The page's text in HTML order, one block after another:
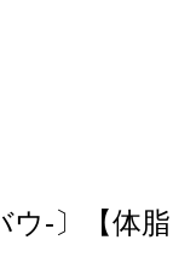
‐〕【体脂